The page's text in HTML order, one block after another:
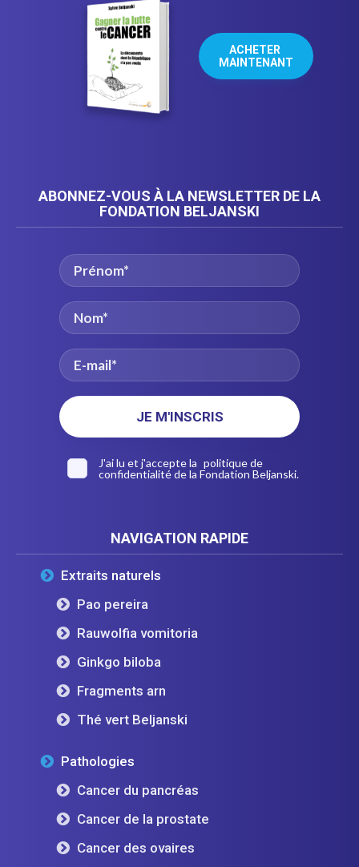
ACHETER
MAINTENANT
ABONNEZ-VOUS À LA NEWSLETTER DE LA
FONDATION BELJANSKI
J'ai lu et j'accepte la politique de
confidentialitéde la Fondation Beljanski.
NAVIGATION RAPIDE
Extraits naturels
Pao pereira
Rauwolfia vomitoria
Ginkgo biloba
Fragments arn
Thé vert Beljanski
Pathologies
Cancer du pancréas
Cancer de la prostate
Cancer des ovaires